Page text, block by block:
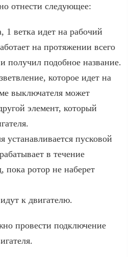
отнести следующее:
1 ветка идет на рабочий
на протяжении всего
получил подобное название.
которое идет на
выключателя может
элемент, который
устанавливается пусковой
в течение
пока ротор не наберет
к двигателю.
провести подключение